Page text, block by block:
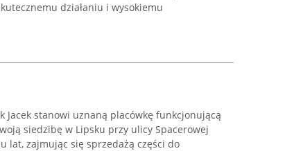
działaniu i wysokiemu
Jacek stanowi uznaną placówkę funkcjonującą
siedzibę w Lipsku przy ulicy Spacerowej
lat, zajmując się sprzedażą części do